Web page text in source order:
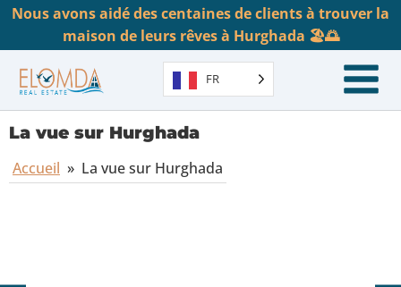
Nous avons aidé des centaines de clients à trouver la
maison de leurs rêves à Hurghada 🏖️🌅
FR
La vue sur Hurghada
Accueil » La vue sur Hurghada